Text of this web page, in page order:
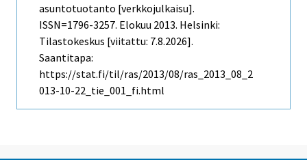
asuntotuotanto [verkkojulkaisu].
ISSN=1796-3257. Elokuu 2013. Helsinki:
Tilastokeskus [viitattu: 7.8.2026].
Saantitapa:
https://stat.fi/til/ras/2013/08/ras_2013_08_2
013-10-22_tie_001_fi.html